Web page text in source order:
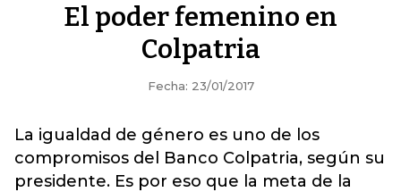
El poder femenino en
Colpatria
Fecha: 23/01/2017
La igualdad de género es uno de los
compromisos del Banco Colpatria, según su
presidente. Es por eso que la meta de la